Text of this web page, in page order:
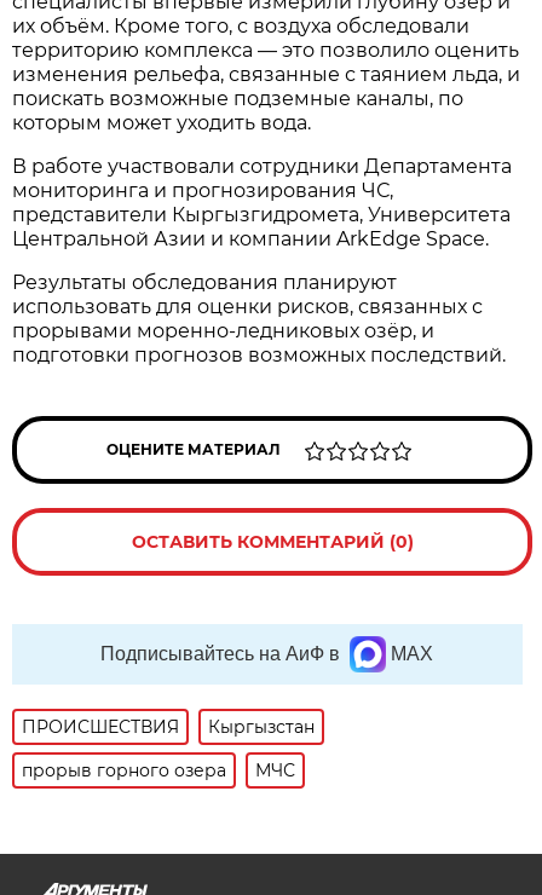
их объём. Кроме того, с воздуха обследовали
территорию комплекса — это позволило оценить
изменения рельефа, связанные с таянием льда, и
поискать возможные подземные каналы, по
которым может уходить вода.
В работе участвовали сотрудники Департамента
мониторинга и прогнозирования ЧС,
представители Кыргызгидромета, Университета
Центральной Азии и компании ArkEdge Space.
Результаты обследования планируют
использовать для оценки рисков, связанных с
прорывами моренно-ледниковых озёр, и
подготовки прогнозов возможных последствий.
ОЦЕНИТЕ МАТЕРИАЛ
ОСТАВИТЬ КОММЕНТАРИЙ (0)
Подписывайтесь на АиФ в MAX
ПРОИСШЕСТВИЯ
Кыргызстан
прорыв горного озера
МЧС